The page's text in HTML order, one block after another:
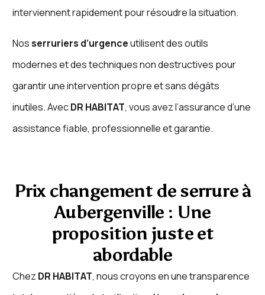
interviennent rapidement pour résoudre la situation.
Nosserruriers d’urgenceutilisent des outils
modernes et des techniques non destructives pour
garantir une intervention propre et sans dégâts
inutiles. AvecDR HABITAT, vous avez l’assurance d’une
assistance fiable, professionnelle et garantie.
Prix changement de serrure à
Aubergenville : Une
proposition juste et
abordable
Chez DR HABITAT, nous croyons en une transparence